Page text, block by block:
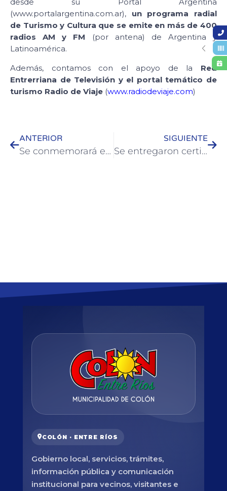
(www.portalargentina.com.ar), un programa radial
de Turismo y Cultura que se emite en más de 400
radios AM y FM (por antena) de Argentina y
Latinoamérica.
Además, contamos con el apoyo de la Red
Entrerriana de Televisión y el portal temático de
turismo Radio de Viaje (www.radiodeviaje.com)
ANTERIOR
Se conmemorará el natalicio del Soldado Araujo Penón frente a la vivienda donde naciò
SIGUIENTE
Se entregaron certificados a trabajadores municipales que se capacitaron en seguridad vial y en archivo
COLÓN · ENTRE RÍOS
Gobierno local, servicios, trámites,
información pública y comunicación
institucional para vecinos, visitantes e